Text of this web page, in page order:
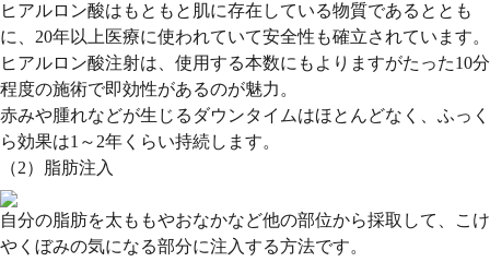
ヒアルロン酸はもともと肌に存在している物質であるととも
に、20年以上医療に使われていて安全性も確立されています。
ヒアルロン酸注射は、使用する本数にもよりますがたった10分
程度の施術で即効性があるのが魅力。
赤みや腫れなどが生じるダウンタイムはほとんどなく、ふっく
ら効果は1～2年くらい持続します。
（2）脂肪注入
自分の脂肪を太ももやおなかなど他の部位から採取して、こけ
やくぼみの気になる部分に注入する方法です。